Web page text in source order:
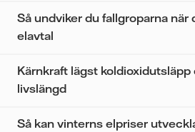
Så undviker du fallgroparna när
elavtal
Kärnkraft lägst koldioxidutsläpp
livslängd
Så kan vinterns elpriser